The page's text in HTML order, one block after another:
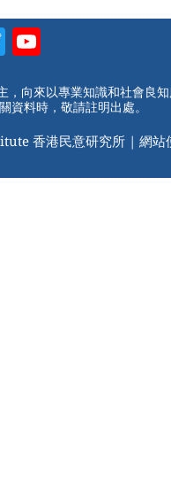
Twitter
向來以專業知識和社會良
料時，敬請註明出處。
香港民意研究所 | 網站